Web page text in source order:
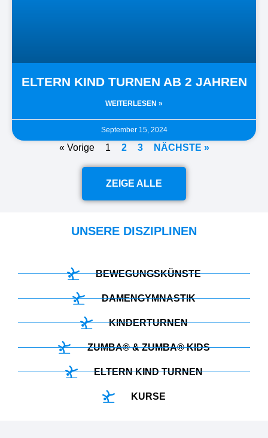
ELTERN KIND TURNEN AB 2 JAHREN
WEITERLESEN »
September 15, 2024
« Vorige 1 2 3 NÄCHSTE »
ZEIGE ALLE
UNSERE DISZIPLINEN
BEWEGUNGSKÜNSTE
DAMENGYMNASTIK
KINDERTURNEN
ZUMBA® & ZUMBA® KIDS
ELTERN KIND TURNEN
KURSE